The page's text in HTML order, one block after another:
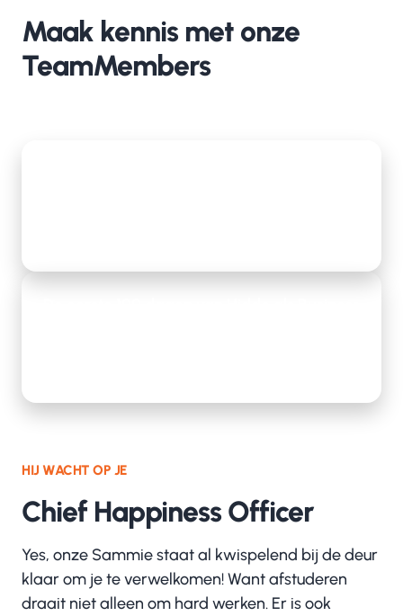
Maak kennis met onze
TeamMembers
HIJ WACHT OP JE
Chief Happiness Officer
Yes, onze Sammie staat al kwispelend bij de deur
klaar om je te verwelkomen! Want afstuderen
draait niet alleen om hard werken. Er is ook